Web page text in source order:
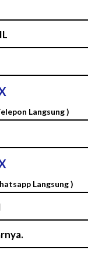
Langsung )
Langsung )